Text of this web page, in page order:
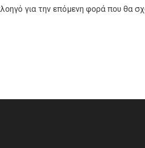
για την επόμενη φορά που θα